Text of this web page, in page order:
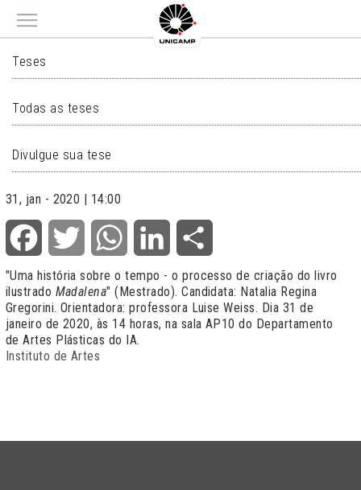
Main menu
TESES
Teses
Todas as teses
Divulgue sua tese
31, jan - 2020 | 14:00
Facebook Twitter WhatsApp LinkedIn
"Uma história sobre o tempo - o processo de criação do livro
ilustrado Madalena" (Mestrado). Candidata: Natalia Regina
Gregorini. Orientadora: professora Luise Weiss. Dia 31 de
janeiro de 2020, às 14 horas, na sala AP10 do Departamento
de Artes Plásticas do IA.
Instituto de Artes